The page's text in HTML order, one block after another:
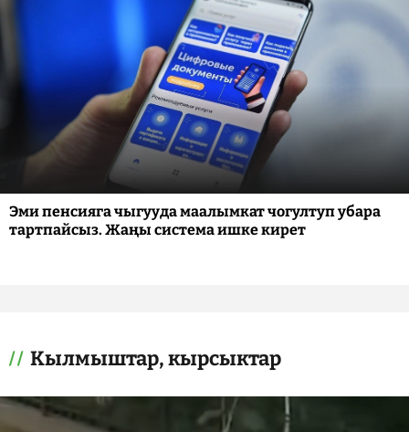
Эми пенсияга чыгууда маалымкат чогултуп убара
тартпайсыз. Жаңы система ишке кирет
Кылмыштар, кырсыктар